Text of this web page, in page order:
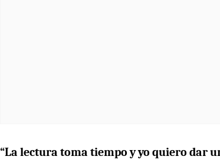
“La lectura toma tiempo y yo quiero dar